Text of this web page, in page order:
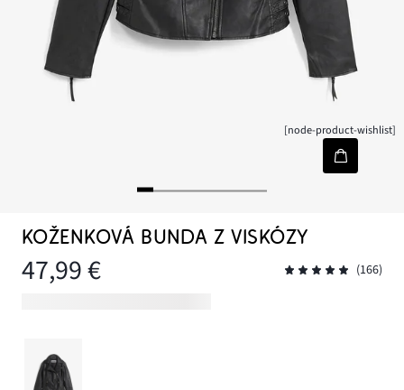
[node-product-wishlist]
KOŽENKOVÁ BUNDA Z VISKÓZY
47,99 € (166)